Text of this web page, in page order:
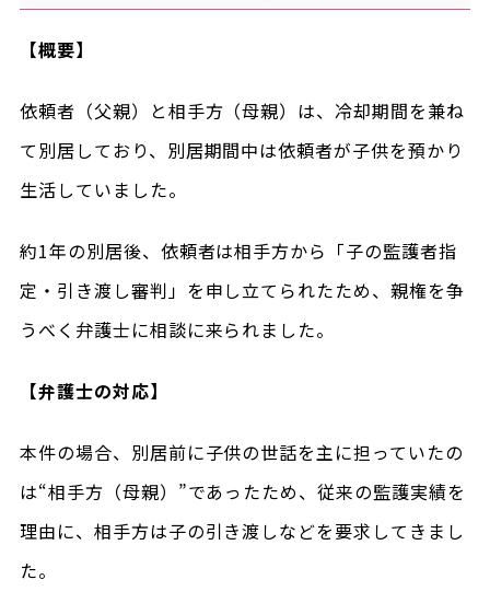
【概要】
依頼者（父親）と相手方（母親）は、冷却期間を兼ね
て別居しており、別居期間中は依頼者が子供を預かり
生活していました。
約1年の別居後、依頼者は相手方から「子の監護者指
定・引き渡し審判」を申し立てられたため、親権を争
うべく弁護士に相談に来られました。
【弁護士の対応】
本件の場合、別居前に子供の世話を主に担っていたの
は“相手方（母親）”であったため、従来の監護実績を
理由に、相手方は子の引き渡しなどを要求してきまし
た。